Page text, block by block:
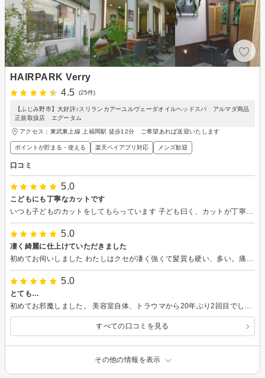
HAIRPARK Verry
4.5
(25件)
【ふじみ野市】大好評♪スリランカアーユルヴェーダオイルヘッドスパ アルマダ商品
正規取扱店 エグータム
アクセス：東武東上線 上福岡駅 徒歩12分 ご希望あれば送迎いたします
ポイントが貯まる・使える 楽天ペイアプリ対応 メンズ歓迎
口コミ
5.0
こどもにも丁寧なカットです
いつも子どものカットをしてもらっています 子ども曰く、カットが丁寧で、お店のBGMもすごく良いとのことです笑
5.0
凄く綺麗に仕上けていただきました
初めてお伺いしました わたしはクセが凄く強くて髪質も硬い、多い。痛みもひどいです、なのでいつも満足な仕上がりにはならず自分の髪質のせいかと思っていました しかし今回は大満足です。わたしの髪に合わせて薬をえらんでいただきまして、髪の延びも大満足です。 まささんお話も楽しかったし、大笑いした話もありました 和やかなお店です こちらからまたお願いしますといいたいです。 髪が綺麗になったから、どこかにお出かけしたい気分です 笑
5.0
とても…
初めてお邪魔しました。 美容室自体、トラウマから20年ぶり2回目でしたが、接客も技術もとても良かったです。 スタッフさんがとても親切でした！ カラーのみで予約し、スタッフさんと色々お話してマニキュアにしました。 自分が思っていたより綺麗に色が入って嬉しかったです(*´∀｀*) お世話になりました！ また機会があればよろしくお願いいたします(*- -)(*_ _)ﾍﾟｺﾘ
すべての口コミを見る
その他の情報を表示